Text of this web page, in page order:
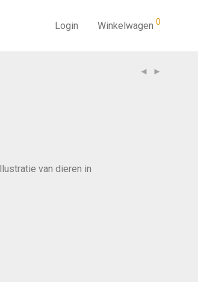
Login Winkelwagen 0
van dieren in